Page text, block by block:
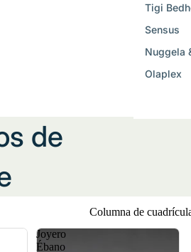
Tigi
Sensus
Nuggela
Olaplex
de
Columna de
Joyero
Ébano